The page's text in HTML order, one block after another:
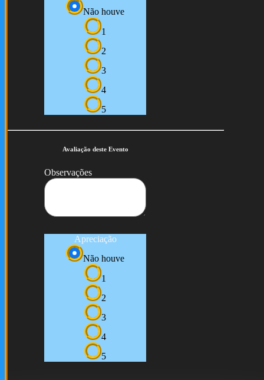
Não houve
1
2
3
4
5
Avaliação deste Evento
Observações
Apreciação
Não houve
1
2
3
4
5